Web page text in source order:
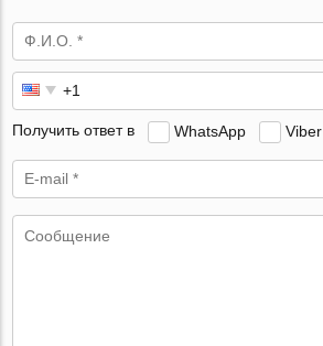
Получить ответ в WhatsApp Viber